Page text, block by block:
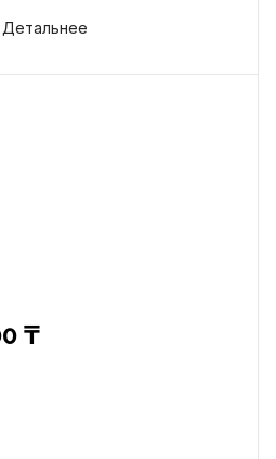
Детальнее
₸